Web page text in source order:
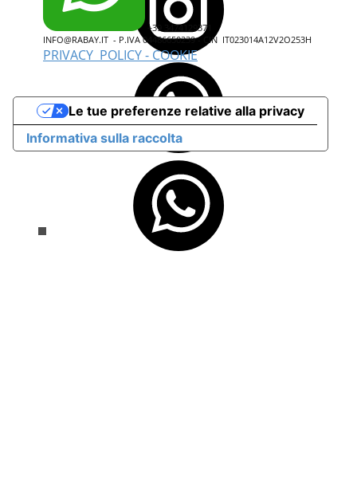
+39 3474129371
INFO@RABAY.IT - P.IVA 04486650239 - ​CIN ​ IT023014A12V2O253H
PRIVACY POLICY - COOKIE
Informativa sulla raccolta
Le tue preferenze relative alla privacy